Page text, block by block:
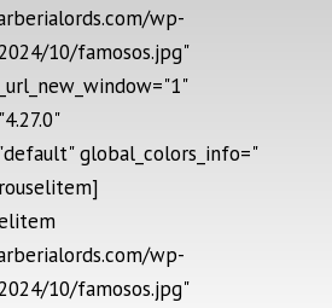
wp-
10/famosos.jpg"
global_colors_info="
wp-
10/famosos.jpg"